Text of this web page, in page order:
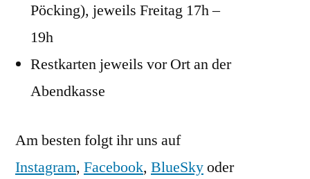
Pöcking), jeweils Freitag 17h –
19h
Restkarten jeweils vor Ort an der
Abendkasse
Am besten folgt ihr uns auf
Instagram, Facebook, BlueSkyoder